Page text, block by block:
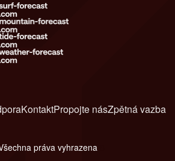
KontaktPropojte násZpětná vazba
práva vyhrazena